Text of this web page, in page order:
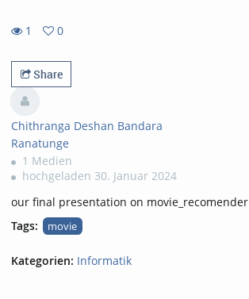
1
views
0
favorites
Share
Chithranga Deshan Bandara
Ranatunge
1 Medien
hochgeladen 30. Januar 2024
our final presentation on movie_recomender
Tags:
movie
Kategorien: Informatik